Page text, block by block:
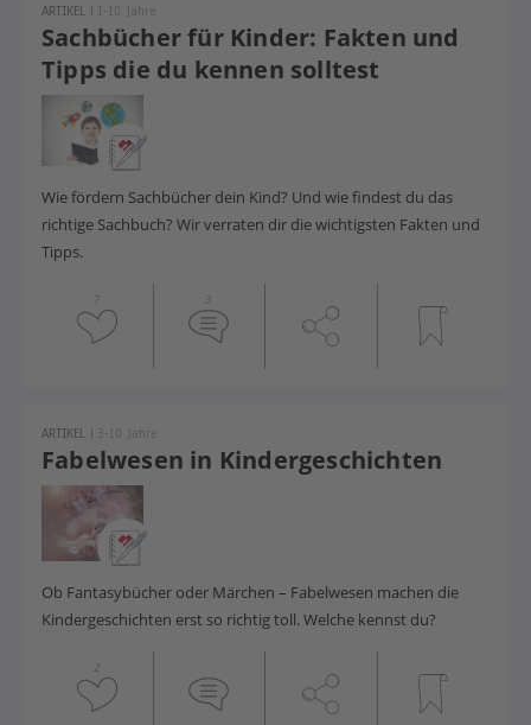
Sachbücher für Kinder: Fakten und
Tipps die du kennen solltest
ARTIKEL | 1-10 Jahre
Wie fördern Sachbücher dein Kind? Und wie findest du das
richtige Sachbuch? Wir verraten dir die wichtigsten Fakten und
Tipps.
7 3
Fabelwesen in Kindergeschichten
ARTIKEL | 3-10 Jahre
Ob Fantasybücher oder Märchen – Fabelwesen machen die
Kindergeschichten erst so richtig toll. Welche kennst du?
2